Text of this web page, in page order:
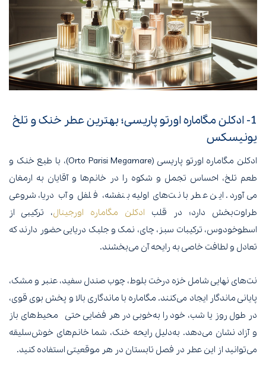
1- ادکلن مگاماره اورتو پاریسی؛ بهترین عطر خنک و تلخ
یونیسکس
ادکلن مگاماره اورتو پاریسی (Orto Parisi Megamare)، با طبع خنک و
طعم تلخ، احساس تجمل و شکوه را در خانم‌ها و آقایان به ارمغان
می‌آورد. این عطر با نت‌های اولیه بنفشه، فلفل و آب دریا، شروعی
طراوت‌بخش دارد؛ در قلب ادکلن مگاماره اورجینال، ترکیبی از
اسطوخودوس، ترکیبات سبز، چای، نمک و جلبک دریایی حضور دارند که
تعادل و لطافت خاصی به رایحه آن می‌بخشند.
نت‌های نهایی شامل خزه درخت بلوط، چوب صندل سفید، عنبر و مشک،
پایانی ماندگار ایجاد می‌کنند. مگاماره با ماندگاری بالا و پخش بوی قوی،
در طول روز یا شب، خود را به‌خوبی در هر فضایی حتی محیط‌های باز
و آزاد نشان می‌دهد. به‌دلیل رایحه خنک، شما خانم‌های خوش‌سلیقه
می‌توانید از این عطر در فصل تابستان در هر موقعیتی استفاده کنید.